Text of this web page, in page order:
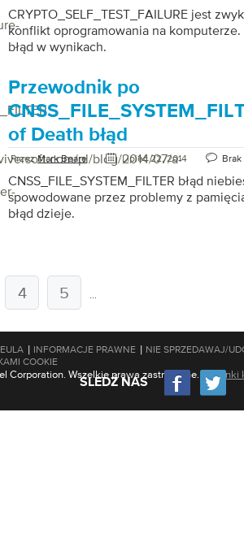
CRYPTO_SELF_TEST_FAILURE jest
konflikt oprogramowania na
błąd w wynikach.
pl/blog/2014/07/a-
Przewodnik po
of Death błąd
PrzezMark Beare Lipiec 22, 2014
CNSS_FILE_SYSTEM_FILTER błąd
spowodowane przez problemy z
błąd dzieje.
4 5 ...
EULA | INFORMACJE PRAWNE | NIE SPRZEDAWAJ/
COOKIE
Corporation. Wszelkie prawa zastrzeżone.
ŚLEDŹ NAS